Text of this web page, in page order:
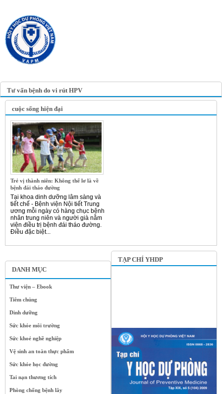
Tư vấn bệnh do vi rút HPV
DANH MỤC
Thư viện – Ebook
Tiêm chủng
Dinh dưỡng
Sức khỏe môi trường
Sức khoẻ nghề nghiệp
Vệ sinh an toàn thực phẩm
Sức khỏe học đường
Tai nạn thương tích
Phòng chống bệnh lây
cuộc sống hiện đại
Trẻ vị thành niên: Không thể lơ là về
bệnh đái tháo đường
Tại khoa dinh dưỡng lâm sàng và
tiết chế - Bệnh viện Nội tiết Trung
ương mỗi ngày có hàng chục bệnh
nhân trung niên và người già nằm
viện điều trị bệnh đái tháo đường.
Điều đặc biệt...
TẠP CHÍ YHDP